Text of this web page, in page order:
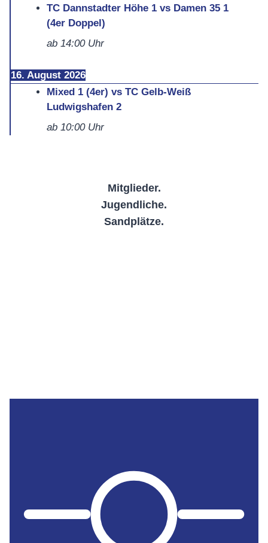
TC Dannstadter Höhe 1 vs Damen 35 1
(4er Doppel)
ab 14:00Uhr
16. August 2026
Mixed 1 (4er) vs TC Gelb-Weiß
Ludwigshafen 2
ab 10:00Uhr
Mitglieder.
Jugendliche.
Sandplätze.